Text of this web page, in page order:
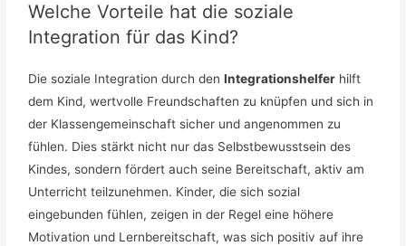
Welche Vorteile hat die soziale
Integration für das Kind?
Die soziale Integration durch denIntegrationshelfer hilft
dem Kind, wertvolle Freundschaften zu knüpfen und sich in
der Klassengemeinschaft sicher und angenommen zu
fühlen. Dies stärkt nicht nur das Selbstbewusstsein des
Kindes, sondern fördert auch seine Bereitschaft, aktiv am
Unterricht teilzunehmen. Kinder, die sich sozial
eingebunden fühlen, zeigen in der Regel eine höhere
Motivation und Lernbereitschaft, was sich positiv auf ihre